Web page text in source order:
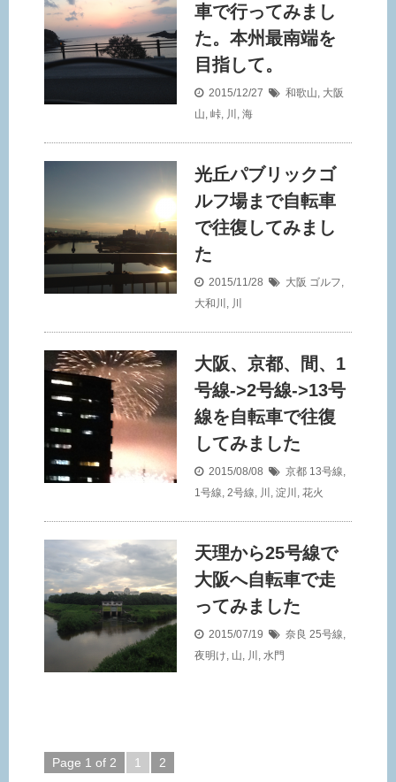
車で行ってみまし
た。本州最南端を
目指して。
2015/12/27 和歌山, 大阪
山, 峠, 川 , 海
光丘パブリックゴ
ルフ場まで自転車
で往復してみまし
た
2015/11/28 大阪 ゴルフ,
大和川 , 川
大阪、京都、間、1
号線->2号線->13号
線を自転車で往復
してみました
2015/08/08 京都 13号線,
1号線, 2号線, 川 , 淀川 , 花火
天理から25号線で
大阪へ自転車で走
ってみました
2015/07/19 奈良 25号線,
夜明け, 山, 川 , 水門
Page 1 of 2 1 2